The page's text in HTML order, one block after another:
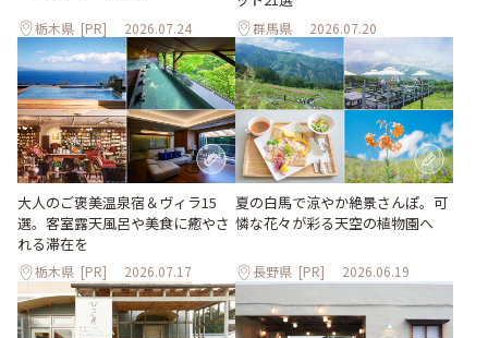
栃木県 [PR] 2026.07.24 群馬県 2026.07.20
大人のご褒美温泉宿＆ヴィラ15
選。客室露天風呂や美食に癒やさ
れる滞在を
栃木県 [PR] 2026.07.17
夏の白馬で涼やか絶景さんぽ。可
憐な花々が彩る天空の植物園へ
長野県 [PR] 2026.06.19